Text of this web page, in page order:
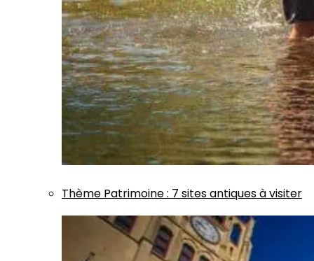
Thème Patrimoine: 7 sites antiques à visiter